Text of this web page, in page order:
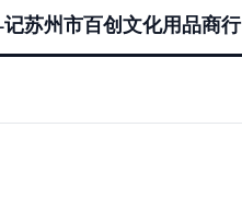
苏州市百创文化用品商行